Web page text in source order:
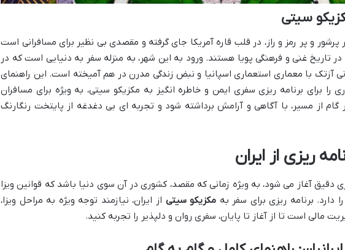
سیتی
پرشور و پر رمز و راز، در قلب قاره آمریکا جای گرفته و مقصدی بی نظیر برای مسافرانی است
تاریخ غنی و فرهنگی پویا هستند. ورود به این شهر، به منزله سفر به دنیایی است که در
آزتک با معماری استعماری اسپانیا و نبض زندگی مدرن در هم آمیخته است. این راهنمای
را برای برنامه ریزی سفری ایمن و خاطره انگیز به مکزیکو سیتی، به ویژه برای مسافران
گام از مسیر، با آگاهی و آرامش برداشته شود و تجربه ای بی دغدغه از پایتخت رنگارنگ
ریزی از ایران
دقیق آغاز می شود، به ویژه زمانی که مقصد، کشوری در آن سوی دنیا باشد که قوانین ویزا
برنامه ریزی برای سفر به مکزیکو سیتی از ایران، نیازمند توجه ویژه به مراحل ویزا،
مالی است تا از آغاز تا پایان، سفری روان و دلپذیر را تجربه کنید.